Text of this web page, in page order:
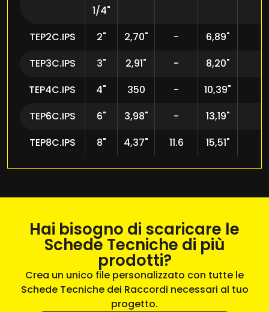
1/4"
TEP2C.IPS 2" 2,70" -
6,89"
TEP3C.IPS
3" 2,91" -
8,20"
TEP4C.IPS
4" 350 -
10,39"
TEP6C.IPS
6" 3,98" -
13,19"
TEP8C.IPS
8" 4,37" 11.6 15,51"
Hai bisogno di scaricare le
Schede Tecniche di più
prodotti?
Crea un unico file personalizzato con tutte le
Schede Tecniche dei Raccordi necessari al tuo
progetto.